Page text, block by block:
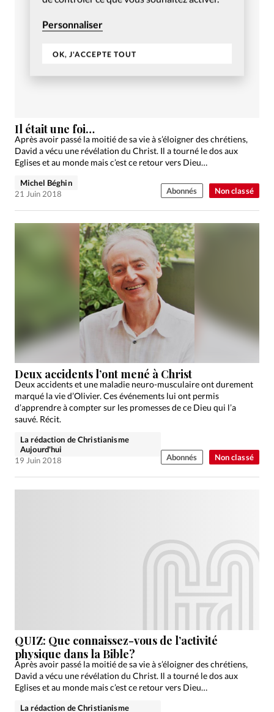
Personnaliser
OK, J'ACCEPTE TOUT
Non classé
Il était une foi…
Après avoir passé la moitié de sa vie à s’éloigner des chrétiens,
David a vécu une révélation du Christ. Il a tourné le dos aux
Eglises et au monde mais c’est ce retour vers Dieu…
Michel Béghin
21 Juin 2018
Abonnés
Non classé
Deux accidents l’ont mené à Christ
Deux accidents et une maladie neuro-musculaire ont durement
marqué la vie d’Olivier. Ces événements lui ont permis
d’apprendre à compter sur les promesses de ce Dieu qui l’a
sauvé. Récit.
La rédaction de Christianisme
Aujourd'hui
19 Juin 2018
Abonnés
QUIZ: Que connaissez-vous de l’activité
physique dans la Bible?
Après avoir passé la moitié de sa vie à s’éloigner des chrétiens,
David a vécu une révélation du Christ. Il a tourné le dos aux
Eglises et au monde mais c’est ce retour vers Dieu…
La rédaction de Christianisme